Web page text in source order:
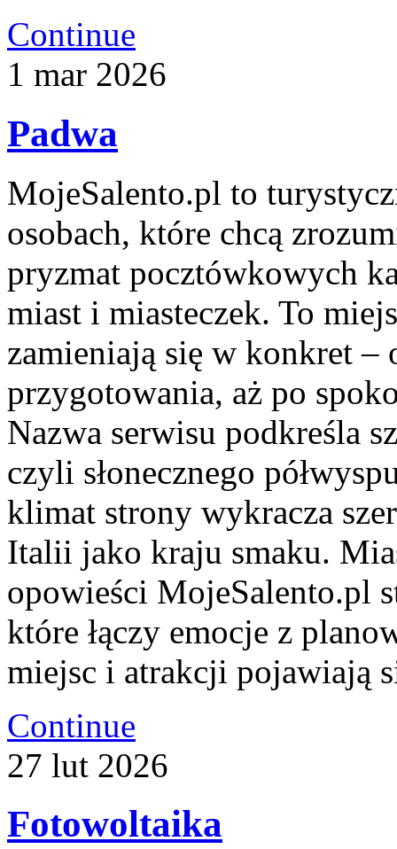
Continue
1 mar 2026
Padwa
MojeSalento.pl to
osobach, które chcą
pryzmat pocztówkowych
miast i miasteczek. To
zamieniają się w konkret
przygotowania, aż po
Nazwa serwisu podkreśla
czyli słonecznego
klimat strony wykracza
Italii jako kraju smaku.
opowieści MojeSalento.pl
które łączy emocje z
miejsc i atrakcji pojawiają
Continue
27 lut 2026
Fotowoltaika